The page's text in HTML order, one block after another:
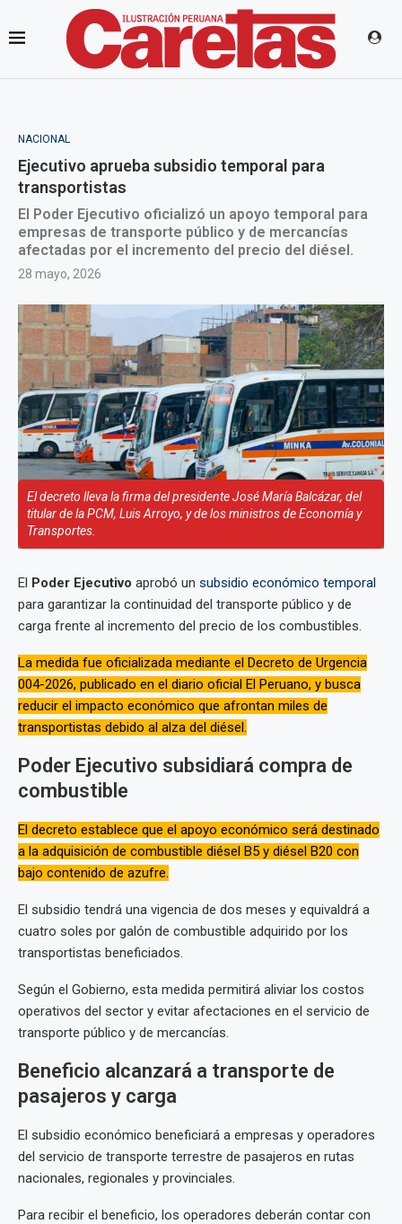
NACIONAL
Ejecutivo aprueba subsidio temporal para
transportistas
El Poder Ejecutivo oficializó un apoyo temporal para
empresas de transporte público y de mercancías
afectadas por el incremento del precio del diésel.
28 mayo, 2026
El decreto lleva la firma del presidente José María Balcázar, del
titular de la PCM, Luis Arroyo, y de los ministros de Economía y
Transportes.
El Poder Ejecutivo aprobó un subsidio económico temporal
para garantizar la continuidad del transporte público y de
carga frente al incremento del precio de los combustibles.
La medida fue oficializada mediante el Decreto de Urgencia
004-2026, publicado en el diario oficial El Peruano, y busca
reducir el impacto económico que afrontan miles de
transportistas debido al alza del diésel.
Poder Ejecutivo subsidiará compra de
combustible
El decreto establece que el apoyo económico será destinado
a la adquisición de combustible diésel B5 y diésel B20 con
bajo contenido de azufre.
El subsidio tendrá una vigencia de dos meses y equivaldrá a
cuatro soles por galón de combustible adquirido por los
transportistas beneficiados.
Según el Gobierno, esta medida permitirá aliviar los costos
operativos del sector y evitar afectaciones en el servicio de
transporte público y de mercancías.
Beneficio alcanzará a transporte de
pasajeros y carga
El subsidio económico beneficiará a empresas y operadores
del servicio de transporte terrestre de pasajeros en rutas
nacionales, regionales y provinciales.
Para recibir el beneficio, los operadores deberán contar con